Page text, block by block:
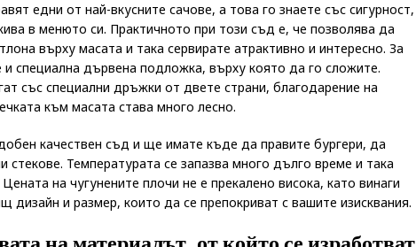
едни от най-вкусните сачове, а това го знаете със сигурност,
в менюто си. Практичното при този съд е, че позволява да
върху масата и така сервирате атрактивно и интересно. За
специална дървена подложка, върху която да го сложите.
със специални дръжки от двете страни, благодарение на
към масата става много лесно.
качествен съд и ще имате къде да правите бургери, да
стекове. Температурата се запазва много дълго време и така
на чугунените плочи не е прекалено висока, като винаги
и размер, които да се препокриват с вашите изисквания.